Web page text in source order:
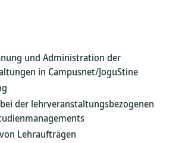
und Administration der
in Campusnet/JoguStine
der lehrveranstaltungsbezogenen
Lehraufträgen